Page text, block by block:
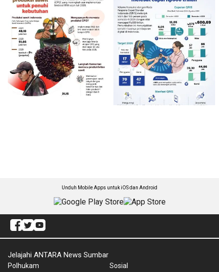
Unduh Mobile Apps untuk iOS dan Android
Jelajahi ANTARA News Sumbar
Polhukam Sosial